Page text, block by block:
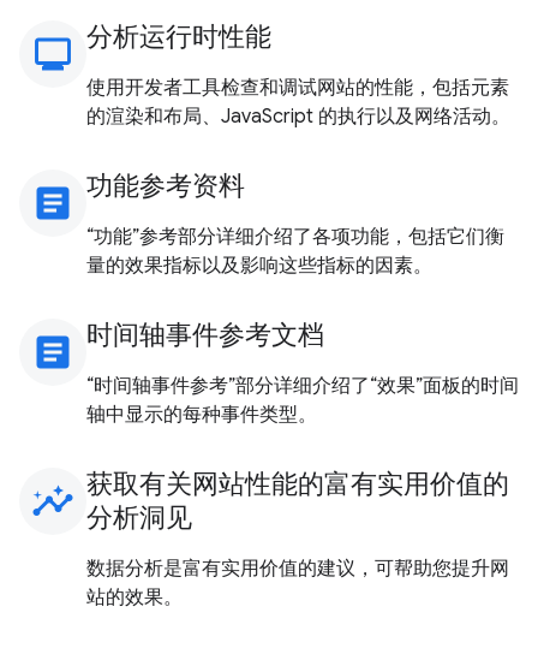
monitoring
分析运行时性能
使用开发者工具检查和调试网站的性能，包括元素
的渲染和布局、JavaScript 的执行以及网络活动。
article 功能参考资料
“功能”参考部分详细介绍了各项功能，包括它们衡
量的效果指标以及影响这些指标的因素。
article 时间轴事件参考文档
“时间轴事件参考”部分详细介绍了“效果”面板的时间
轴中显示的每种事件类型。
insights 获取有关网站性能的富有实用价值的
分析洞见
数据分析是富有实用价值的建议，可帮助您提升网
站的效果。